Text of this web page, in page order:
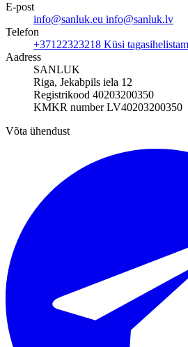
E-post
info@sanluk.eu info@sanluk.lv
Telefon
+37122323218 Küsi
Aadress
SANLUK
Riga, Jekabpils iela 12
Registrikood 40203200350
KMKR number LV40203200350
Võta ühendust